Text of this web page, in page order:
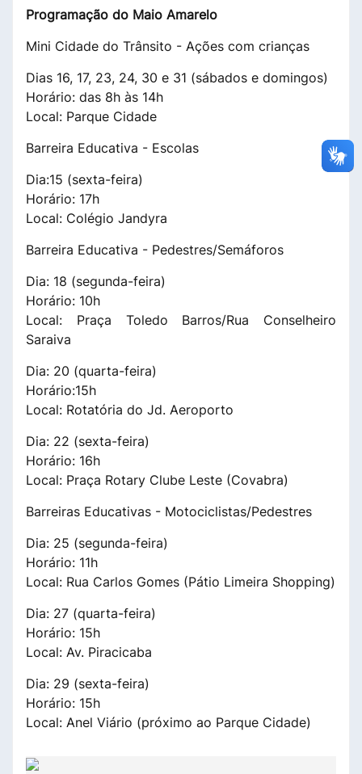
Programação do Maio Amarelo
Mini Cidade do Trânsito - Ações com crianças
Dias 16, 17, 23, 24, 30 e 31 (sábados e domingos)
Horário: das 8h às 14h
Local: Parque Cidade
Barreira Educativa - Escolas
Dia:15 (sexta-feira)
Horário: 17h
Local: Colégio Jandyra
Barreira Educativa - Pedestres/Semáforos
Dia: 18 (segunda-feira)
Horário: 10h
Local: Praça Toledo Barros/Rua Conselheiro
Saraiva
Dia: 20 (quarta-feira)
Horário:15h
Local: Rotatória do Jd. Aeroporto
Dia: 22 (sexta-feira)
Horário: 16h
Local: Praça Rotary Clube Leste (Covabra)
Barreiras Educativas - Motociclistas/Pedestres
Dia: 25 (segunda-feira)
Horário: 11h
Local: Rua Carlos Gomes (Pátio Limeira Shopping)
Dia: 27 (quarta-feira)
Horário: 15h
Local: Av. Piracicaba
Dia: 29 (sexta-feira)
Horário: 15h
Local: Anel Viário (próximo ao Parque Cidade)